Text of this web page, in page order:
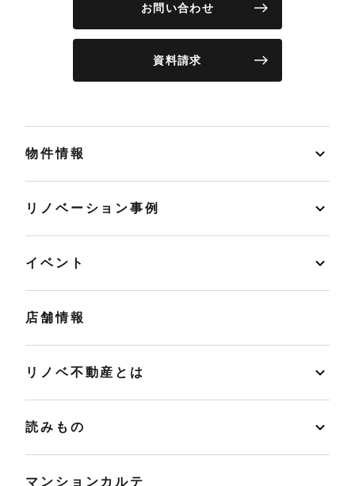
お問い合わせ
資料請求
物件情報
リノベーション事例
イベント
店舗情報
リノベ不動産とは
読みもの
マンションカルテ